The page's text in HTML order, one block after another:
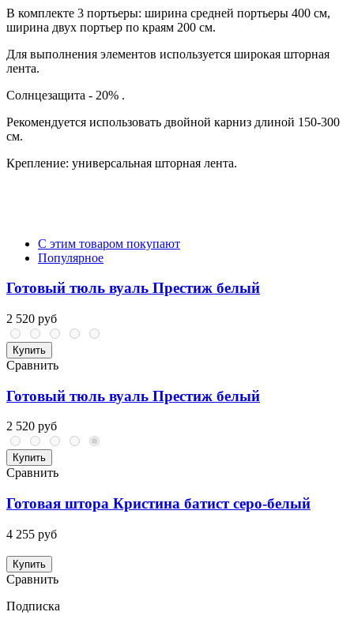
В комплекте 3 портьеры: ширина средней портьеры 400 см,
ширина двух портьер по краям 200 см.
Для выполнения элементов используется широкая шторная
лента.
Солнцезащита - 20% .
Рекомендуется использовать двойной карниз длиной 150-300
см.
Крепление: универсальная шторная лента.
С этим товаром покупают
Популярное
Готовый тюль вуаль Престиж белый
2 520 руб
Купить
Сравнить
Готовый тюль вуаль Престиж белый
2 520 руб
Купить
Сравнить
Готовая штора Кристина батист серо-белый
4 255 руб
Купить
Сравнить
Подписка